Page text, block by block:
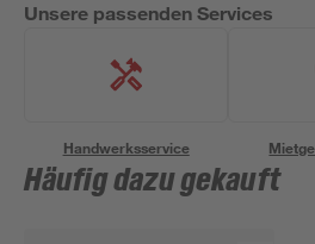
Unsere passenden Services
Handwerksservice
Häufig dazu gekauft